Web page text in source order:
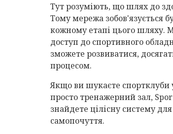
Тут розуміють, що шлях до
Тому мережа зобов'язується
кожному етапі цього шляху.
доступ до спортивного
зможете розвиватися,
процесом.
Якщо ви шукаєте спортклуби
просто тренажерний зал,
знайдете цілісну систему
самопочуття.